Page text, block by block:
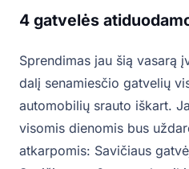
4 gatvelės
Sprendimas jau šią vasarą
dalį senamiesčio gatvelių
automobilių srauto iškart.
visomis dienomis bus
atkarpomis: Savičiaus